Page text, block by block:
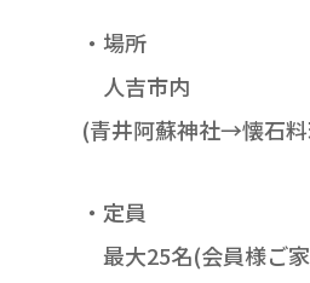
・場所
人吉市内
(青井阿蘇神社→懐石
・定員
最大25名(会員様ご